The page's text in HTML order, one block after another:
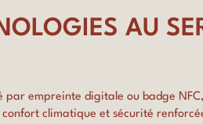
AU
par empreinte digitale ou badge
climatique et sécurité